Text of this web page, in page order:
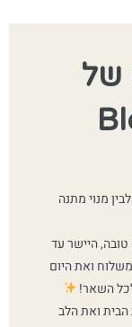
של
מנוי מתנה
טובה, היישר עד
ואת היום
השאר!
ואת הלב